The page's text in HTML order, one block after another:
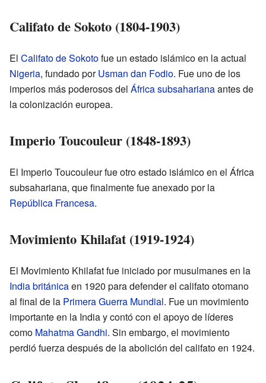
Califato de Sokoto (1804-1903)
El Califato de Sokotofue un estado islámico en la actual
Nigeria, fundado porUsman dan Fodio. Fue uno de los
imperios más poderosos del África subsaharianaantes de
la colonización europea.
Imperio Toucouleur (1848-1893)
El Imperio Toucouleur fue otro estado islámico en el África
subsahariana, que finalmente fue anexado por la
República Francesa.
Movimiento Khilafat (1919-1924)
El Movimiento Khilafat fue iniciado por musulmanes en la
India británicaen 1920 para defender el califato otomano
al final de la Primera Guerra Mundial. Fue un movimiento
importante en la India y contó con el apoyo de líderes
como Mahatma Gandhi. Sin embargo, el movimiento
perdió fuerza después de la abolición del califato en 1924.